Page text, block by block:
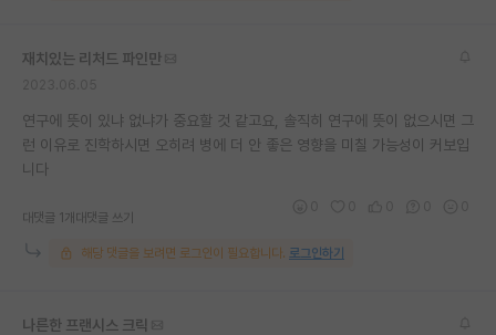
재치있는 리처드 파인만
연구에 뜻이 있냐 없냐가 중요할 것 같고요, 솔직히 연구에 뜻이 없으시면 그
런 이유로 진학하시면 오히려 병에 더 안 좋은 영향을 미칠 가능성이 커보입
니다
대댓글 1개 대댓글 쓰기
해당 댓글을 보려면 로그인이 필요합니다. 로그인하기
나른한 프랜시스 크릭